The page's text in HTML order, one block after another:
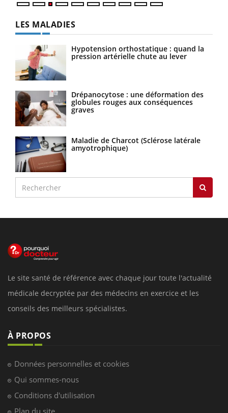
LES MALADIES
Hypotension orthostatique : quand la
pression artérielle chute au lever
Drépanocytose : une déformation des
globules rouges aux conséquences
graves
Maladie de Charcot (Sclérose latérale
amyotrophique)
Le site santé de référence avec chaque jour toute l'actualité
médicale decryptée par des médecins en exercice et les
conseils des meilleurs spécialistes.
À PROPOS
Données personnelles et cookies
Qui sommes-nous
Conditions d'utilisation